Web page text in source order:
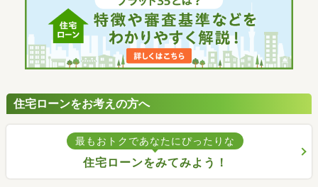
住宅ローンをお考えの方へ
最もおトクであなたにぴったりな
住宅ローンをみてみよう！